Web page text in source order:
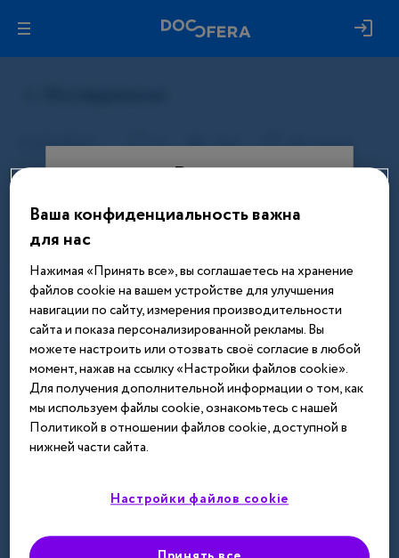
Вход
Этот материал доступен только
после авторизации. Войдите или
зарегистрируйтесь, чтобы получить
доступ ко всем материалам сайта
Введите телефон или email
Далее
Ваша конфиденциальность важна
для нас
Нажимая «Принять все», вы соглашаетесь на хранение
файлов cookie на вашем устройстве для улучшения
навигации по сайту, измерения производительности
сайта и показа персонализированной рекламы. Вы
можете настроить или отозвать своё согласие в любой
момент, нажав на ссылку «Настройки файлов cookie».
Для получения дополнительной информации о том, как
мы используем файлы cookie, ознакомьтесь с нашей
Политикой в отношении файлов cookie, доступной в
нижней части сайта.
Настройки файлов cookie